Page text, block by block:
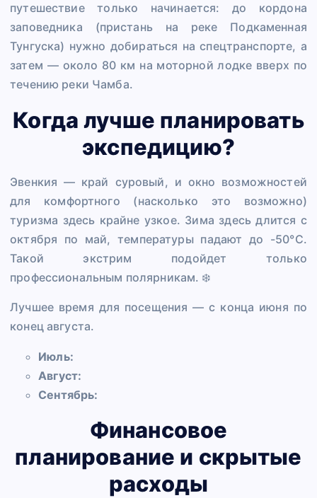
путешествие только начинается: до кордона
заповедника (пристань на реке Подкаменная
Тунгуска) нужно добираться на спецтранспорте, а
затем — около 80 км на моторной лодке вверх по
течению реки Чамба.
Когда лучше планировать
экспедицию?
Эвенкия — край суровый, и окно возможностей
для комфортного (насколько это возможно)
туризма здесь крайне узкое. Зима здесь длится с
октября по май, температуры падают до -50°C.
Такой экстрим подойдет только
профессиональным полярникам. ❄️
Лучшее время для посещения — с конца июня по
конец августа.
Июль:
Август:
Сентябрь:
Финансовое
планирование и скрытые
расходы